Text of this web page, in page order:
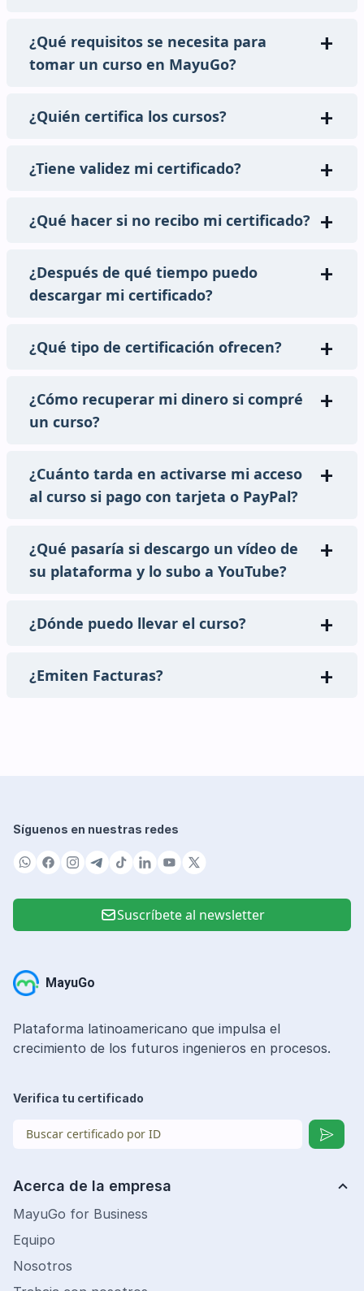
¿Qué requisitos se necesita para
tomar un curso en MayuGo?
¿Quién certifica los cursos?
¿Tiene validez mi certificado?
¿Qué hacer si no recibo mi certificado?
¿Después de qué tiempo puedo
descargar mi certificado?
¿Qué tipo de certificación ofrecen?
¿Cómo recuperar mi dinero si compré
un curso?
¿Cuánto tarda en activarse mi acceso
al curso si pago con tarjeta o PayPal?
¿Qué pasaría si descargo un vídeo de
su plataforma y lo subo a YouTube?
¿Dónde puedo llevar el curso?
¿Emiten Facturas?
Síguenos en nuestras redes
Suscríbete al newsletter
MayuGo
Plataforma latinoamericano que impulsa el
crecimiento de los futuros ingenieros en procesos.
Verifica tu certificado
Acerca de la empresa
MayuGo for Business
Equipo
Nosotros